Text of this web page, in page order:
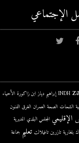
اﻹجتماعي
INDH إبراهيم دياز ابن زاكورة الأحياء
الشحات الصحة العمران الغرق الفنون
الإقليمي المجلس البلدي المديرية
بلغارية تازرين تافيلالت تعليم جماعة